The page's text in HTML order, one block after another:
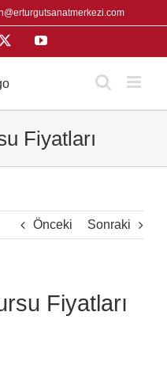
YouTube
Fiyatları
Önceki Sonraki
Fiyatları